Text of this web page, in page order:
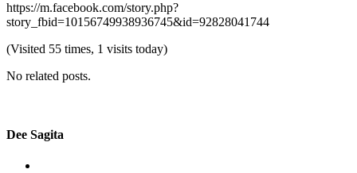
https://m.facebook.com/story.php?
story_fbid=10156749938936745&id=92828041744
(Visited 55 times, 1 visits today)
No related posts.
Dee Sagita